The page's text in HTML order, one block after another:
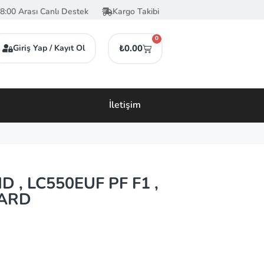
Arası Canlı Destek Kargo Takibi
Giriş Yap / Kayıt Ol ₺0.00
0
İletişim
, LC550EUF PF F1 ,